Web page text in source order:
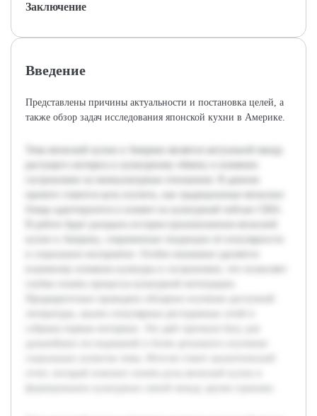
Заключение
Введение
Представлены причины актуальности и постановка целей, а
также обзор задач исследования японской кухни в Америке.